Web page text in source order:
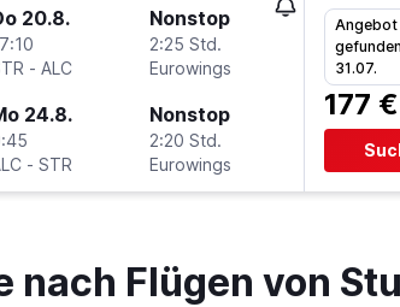
20.8.
- ALC
Nonstop
2:25 Std.
Eurowings
24.8.
- STR
Nonstop
2:20 Std.
Eurowings
Angebot
31.07.
177 €
nach Flügen von